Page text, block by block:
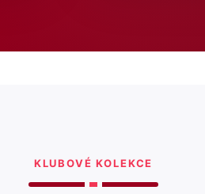
KLUBOVÉ KOLEKCE